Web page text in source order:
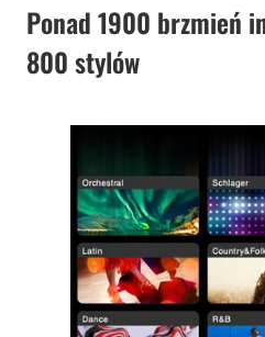
Ponad 1900 brzmień
800 stylów